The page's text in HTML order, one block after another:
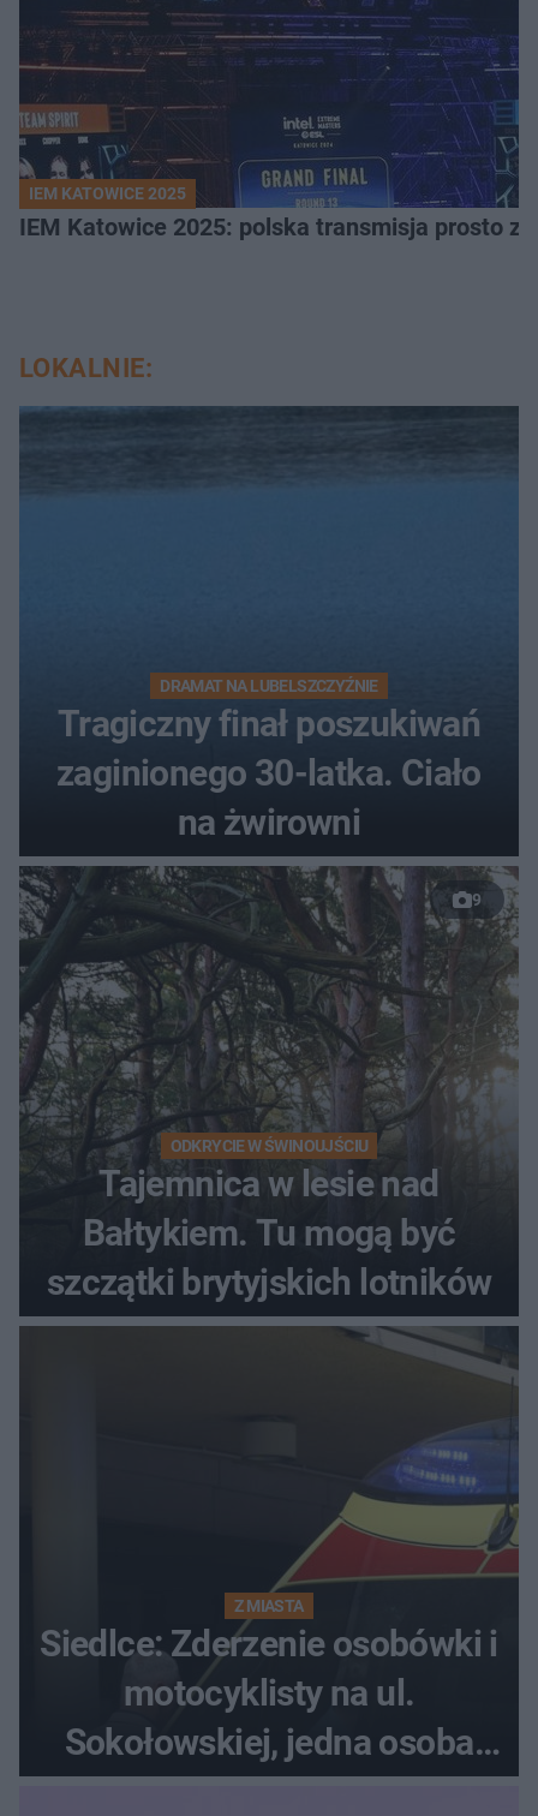
IEM KATOWICE 2025
IEM Katowice 2025: polska transmisja prosto
LOKALNIE:
DRAMAT NA LUBELSZCZYŹNIE
Tragiczny finał poszukiwań
zaginionego 30-latka. Ciało
na żwirowni
9
ODKRYCIE W ŚWINOUJŚCIU
Tajemnica w lesie nad
Bałtykiem. Tu mogą być
szczątki brytyjskich lotników
Z MIASTA
Siedlce: Zderzenie osobówki i
motocyklisty na ul.
Sokołowskiej, jedna osoba